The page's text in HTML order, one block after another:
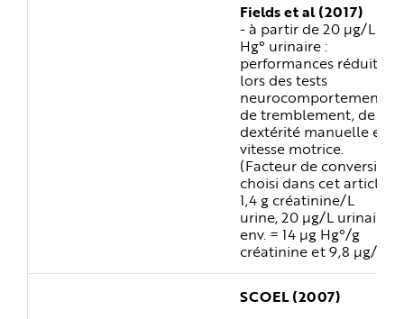
Fields et al (2017)
- à partir de 20 µg/L en
Hg° urinaire :
performances réduites
lors des tests
de tremblement, de
dextérité manuelle et
vitesse motrice.
(Facteur de conversion
choisi dans cet article :
1,4 g créatinine/L
urine, 20 µg/L urinaire,
env. = 14 µg Hg°/g
créatinine et 9,8 µg/m
SCOEL (2007)